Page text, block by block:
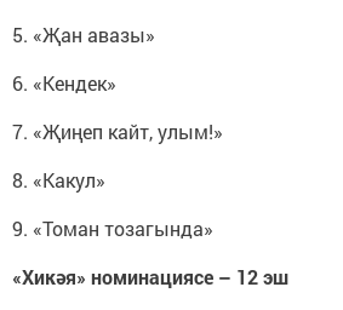
5. «Җан авазы»
6. «Кендек»
7. «Җиңеп кайт, улым!»
8. «Какул»
9. «Томан тозагында»
«Хикәя» номинациясе – 12 эш